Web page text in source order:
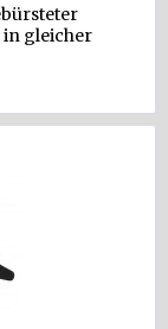
in gleicher